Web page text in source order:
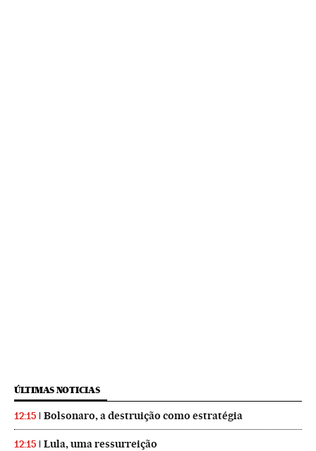
ÚLTIMAS NOTICIAS
12:15 Bolsonaro, a destruição como estratégia
12:15 Lula, uma ressurreição